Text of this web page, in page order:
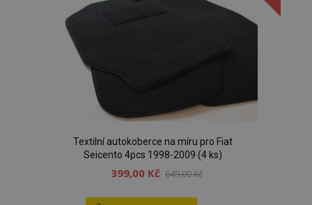
Textilní autokoberce na míru pro Fiat
Seicento 4pcs 1998-2009 (4 ks)
399,00 Kč 649,00 Kč